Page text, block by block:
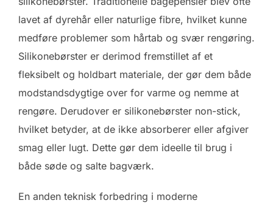
lavet af dyrehår eller naturlige fibre, hvilket kunne
medføre problemer som hårtab og svær rengøring.
Silikonebørster er derimod fremstillet af et
fleksibelt og holdbart materiale, der gør dem både
modstandsdygtige over for varme og nemme at
rengøre. Derudover er silikonebørster non-stick,
hvilket betyder, at de ikke absorberer eller afgiver
smag eller lugt. Dette gør dem ideelle til brug i
både søde og salte bagværk.
En anden teknisk forbedring i moderne